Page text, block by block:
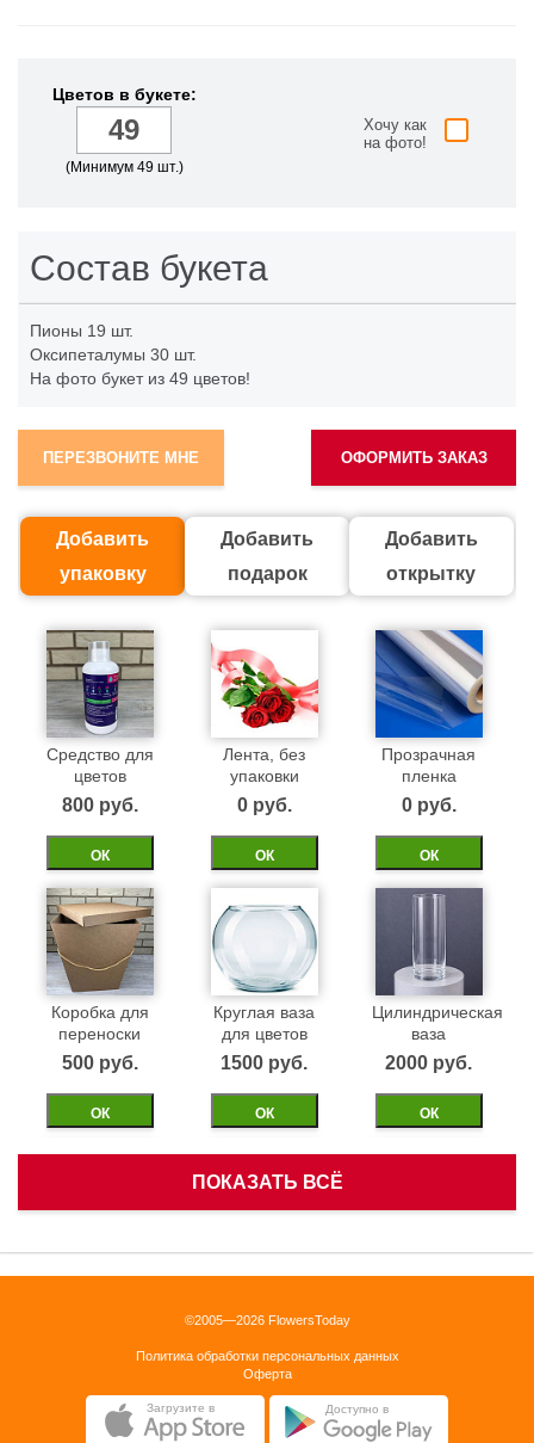
Цветов в букете:
(Минимум 49 шт.)
Хочу как
на фото!
Состав букета
Пионы 19 шт.
Оксипеталумы 30 шт.
На фото букет из 49 цветов!
ОФОРМИТЬ ЗАКАЗ
ПЕРЕЗВОНИТЕ МНЕ
Добавить
упаковку
Добавить
подарок
Добавить
открытку
Средство для
цветов
800 pуб.
ОК
Лента, без
упаковки
0 pуб.
ОК
Прозрачная
пленка
0 pуб.
ОК
Коробка для
переноски
500 pуб.
ОК
Круглая ваза
для цветов
1500 pуб.
ОК
Цилиндрическая
ваза
2000 pуб.
ОК
коробка 40см
ОК ОК
ПОКАЗАТЬ ВСЁ
©2005—2026 FlowersToday
Политика обработки персональных данных
Оферта
Загрузите в Доступно в